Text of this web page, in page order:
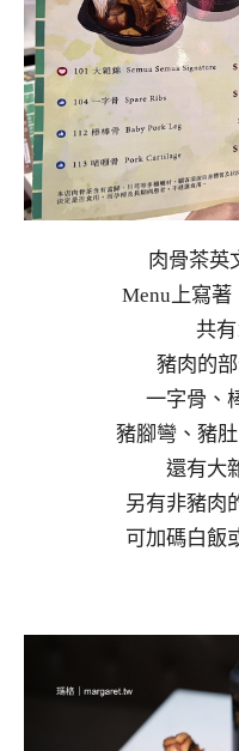
肉骨茶英
Menu上寫著
共有
豬肉的
一字骨、
豬腳彎、豬
還有大
另有非豬肉
可加碼白飯